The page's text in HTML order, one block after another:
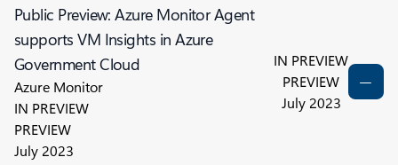
Public Preview: Azure Monitor Agent
supports VM Insights in Azure
Government Cloud
Azure Monitor
IN PREVIEW
PREVIEW
July 2023
IN PREVIEW
PREVIEW
July 2023